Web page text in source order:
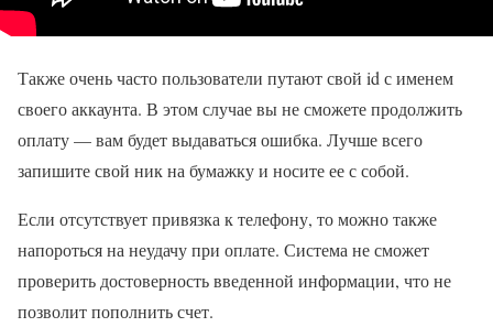
Также очень часто пользователи путают свой id с именем
своего аккаунта. В этом случае вы не сможете продолжить
оплату — вам будет выдаваться ошибка. Лучше всего
запишите свой ник на бумажку и носите ее с собой.
Если отсутствует привязка к телефону, то можно также
напороться на неудачу при оплате. Система не сможет
проверить достоверность введенной информации, что не
позволит пополнить счет.